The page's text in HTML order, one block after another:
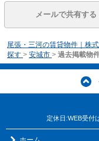
メールで共有する
尾張・三河の賃貸物件｜株
探す > 安城市 > 過去掲載物
定休日:WEB受付